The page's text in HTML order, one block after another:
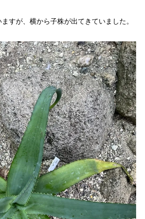
すが、横から子株が出てきていました。